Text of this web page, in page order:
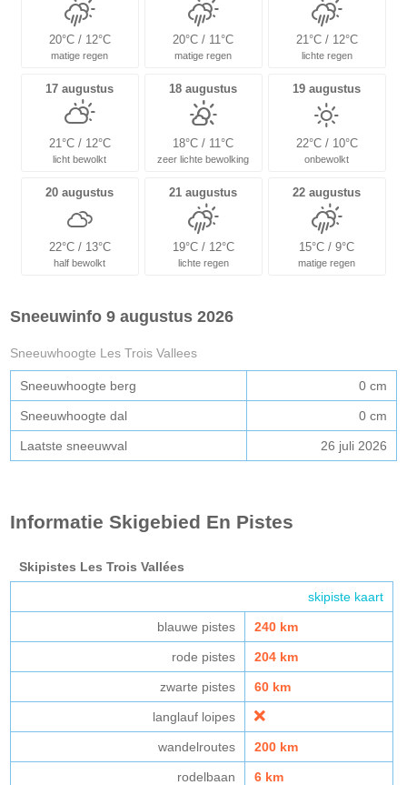
20°C / 12°C
matige regen
20°C / 11°C
matige regen
21°C / 12°C
lichte regen
17 augustus
21°C / 12°C
licht bewolkt
18 augustus
18°C / 11°C
zeer lichte bewolking
19 augustus
22°C / 10°C
onbewolkt
20 augustus
22°C / 13°C
half bewolkt
21 augustus
19°C / 12°C
lichte regen
22 augustus
15°C / 9°C
matige regen
Sneeuwinfo 9 augustus 2026
Sneeuwhoogte Les Trois Vallees
Sneeuwhoogte berg 0 cm
Sneeuwhoogte dal 0 cm
Laatste sneeuwval 26 juli 2026
Informatie Skigebied En Pistes
Skipistes Les Trois Vallées
skipiste kaart
blauwe pistes 240 km
rode pistes 204 km
zwarte pistes 60 km
langlauf loipes
wandelroutes 200 km
rodelbaan 6 km